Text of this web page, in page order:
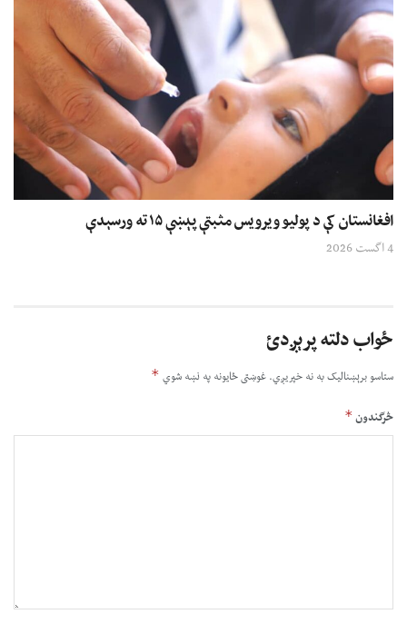
افغانستان کې د پولیو ویرویس مثبتې پېښې ۱۵ ته ورسېدې
4 اگست 2026
ځواب دلته پرېږدئ
ستاسو برېښناليک به نه خپريږي.غوښتى ځایونه په نښه شوي *
څرگندون*